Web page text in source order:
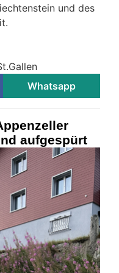
und des
Whatsapp
aufgespürt